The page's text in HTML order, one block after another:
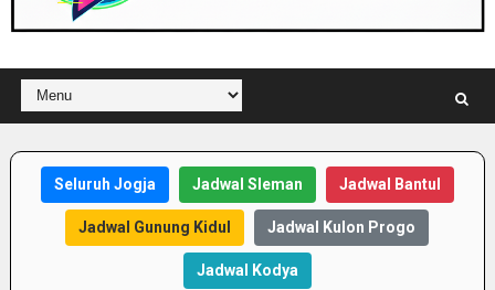
Seluruh Jogja Jadwal Sleman Jadwal Bantul
Jadwal Gunung Kidul Jadwal Kulon Progo
Jadwal Kodya